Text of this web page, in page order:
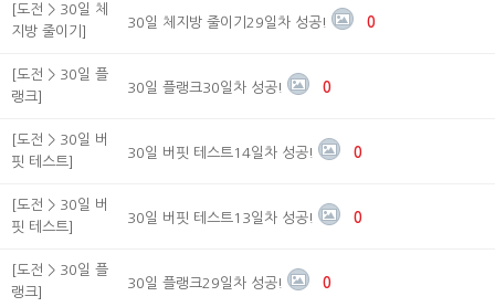
[도전 > 30일 체
지방 줄이기]
30일 체지방 줄이기29일차 성공! 0
[도전 > 30일 플
랭크]
30일 플랭크30일차 성공! 0
[도전 > 30일 버
핏 테스트]
30일 버핏 테스트14일차 성공! 0
[도전 > 30일 버
핏 테스트]
30일 버핏 테스트13일차 성공! 0
[도전 > 30일 플
랭크]
30일 플랭크29일차 성공! 0